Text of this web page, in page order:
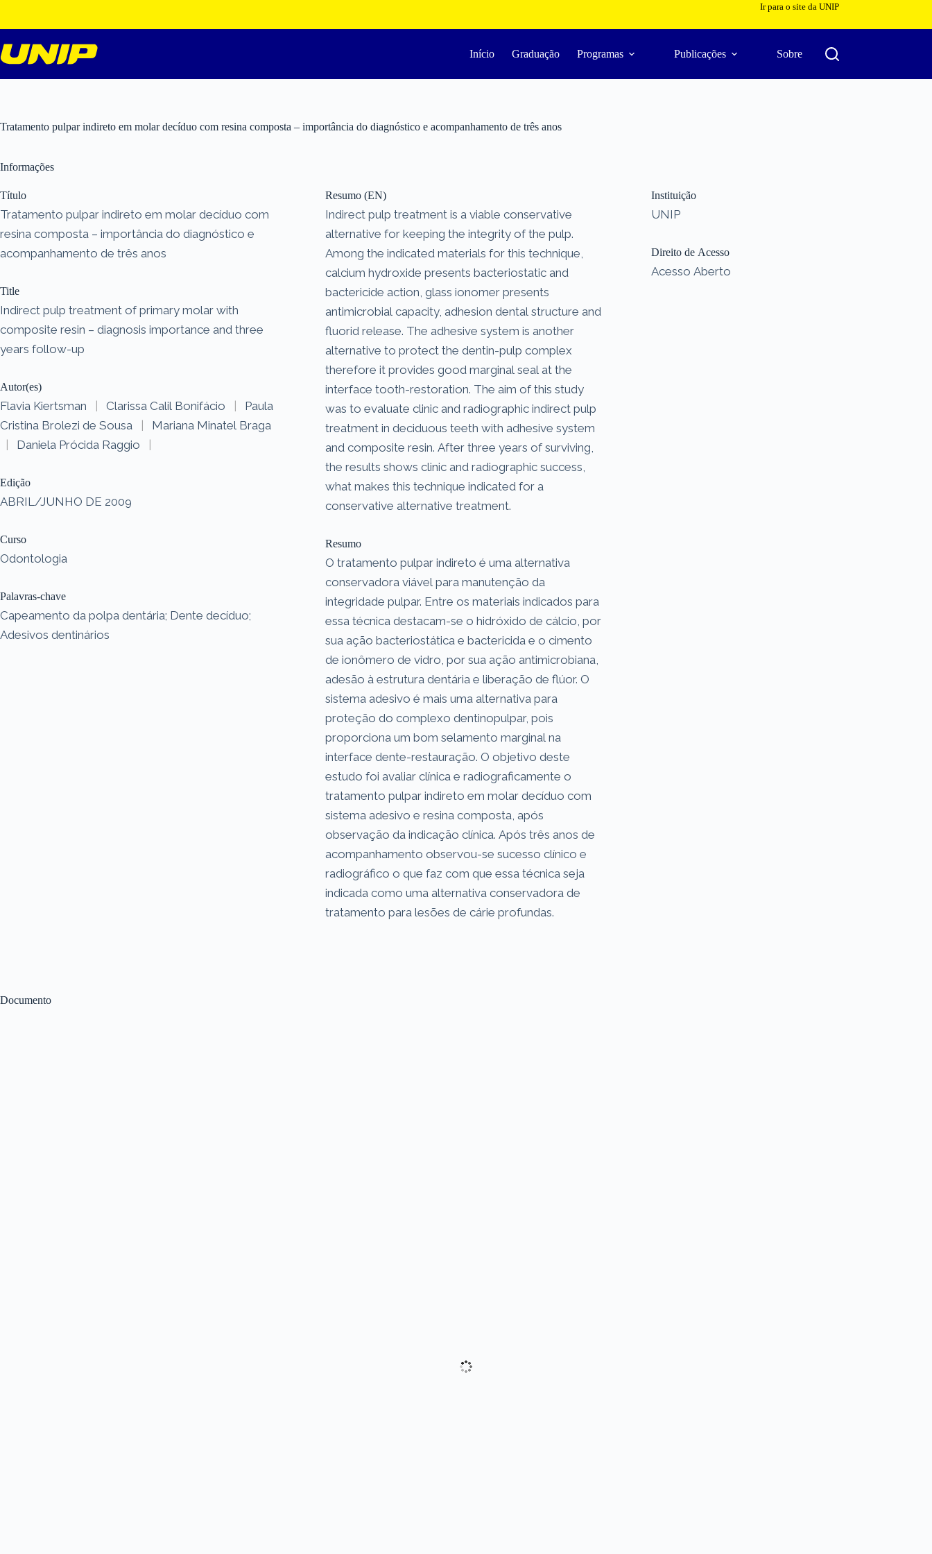
o
conteúdo
Ir para o site da UNIP
Início Graduação Programas Publicações Sobre
Tratamento pulpar indireto em molar decíduo com resina composta – importância do diagnóstico e acompanhamento de três anos
Documento
Informações
Título
Tratamento pulpar indireto em molar decíduo com
resina composta – importância do diagnóstico e
acompanhamento de três anos
Title
Indirect pulp treatment of primary molar with
composite resin – diagnosis importance and three
years follow-up
Autor(es)
Flavia Kiertsman | Clarissa Calil Bonifácio |
Paula
Cristina Brolezi de Sousa
|
Mariana Minatel Braga
|
Daniela Prócida Raggio |
Edição
ABRIL/JUNHO DE 2009
Curso
Odontologia
Palavras-chave
Capeamento da polpa dentária; Dente decíduo;
Adesivos dentinários
Resumo (EN)
Indirect pulp treatment is a viable conservative
alternative for keeping the integrity of the pulp.
Among the indicated materials for this technique,
calcium hydroxide presents bacteriostatic and
bactericide action, glass ionomer presents
antimicrobial capacity, adhesion dental structure and
fluorid release. The adhesive system is another
alternative to protect the dentin-pulp complex
therefore it provides good marginal seal at the
interface tooth-restoration. The aim of this study
was to evaluate clinic and radiographic indirect pulp
treatment in deciduous teeth with adhesive system
and composite resin. After three years of surviving,
the results shows clinic and radiographic success,
what makes this technique indicated for a
conservative alternative treatment.
Resumo
O tratamento pulpar indireto é uma alternativa
conservadora viável para manutenção da
integridade pulpar. Entre os materiais indicados para
essa técnica destacam-se o hidróxido de cálcio, por
sua ação bacteriostática e bactericida e o cimento
de ionômero de vidro, por sua ação antimicrobiana,
adesão à estrutura dentária e liberação de flúor. O
sistema adesivo é mais uma alternativa para
proteção do complexo dentinopulpar, pois
proporciona um bom selamento marginal na
interface dente-restauração. O objetivo deste
estudo foi avaliar clínica e radiograficamente o
tratamento pulpar indireto em molar decíduo com
sistema adesivo e resina composta, após
observação da indicação clínica. Após três anos de
acompanhamento observou-se sucesso clínico e
radiográfico o que faz com que essa técnica seja
indicada como uma alternativa conservadora de
tratamento para lesões de cárie profundas.
Instituição
UNIP
Direito de Acesso
Acesso Aberto